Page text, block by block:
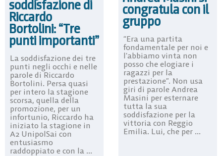
soddisfazione di
Riccardo
Bortolini: “Tre
punti importanti”
La soddisfazione dei tre
punti negli occhi e nelle
parole di Riccardo
Bortolini. Persa quasi
per intero la stagione
scorsa, quella della
promozione, per un
infortunio, Riccardo ha
iniziato la stagione in
A2 UnipolSai con
entusiasmo
raddoppiato e con la ...
congratula con il
gruppo
“Era una partita
fondamentale per noi e
l’abbiamo vinta non
posso che elogiare i
ragazzi per la
prestazione”. Non usa
giri di parole Andrea
Masini per esternare
tutta la sua
soddisfazione per la
vittoria con Reggio
Emilia. Lui, che per ...